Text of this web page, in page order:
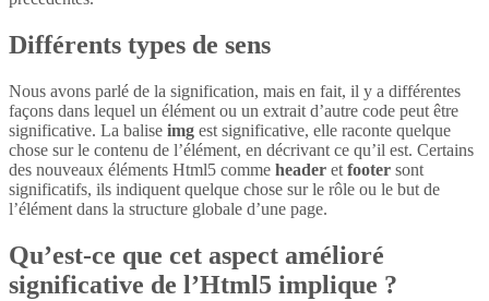
Différents types de sens
Nous avons parlé de la signification, mais en fait, il y a différentes
façons dans lequel un élément ou un extrait d’autre code peut être
significative. La balise img est significative, elle raconte quelque
chose sur le contenu de l’élément, en décrivant ce qu’il est. Certains
des nouveaux éléments Html5 comme header et footer sont
significatifs, ils indiquent quelque chose sur le rôle ou le but de
l’élément dans la structure globale d’une page.
Qu’est-ce que cet aspect amélioré
significative de l’Html5 implique ?